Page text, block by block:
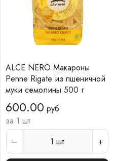
ALCE NERO Макароны
Penne Rigate из пшеничной
муки семолины 500 г
600.00 руб
за 1 шт
1 шт